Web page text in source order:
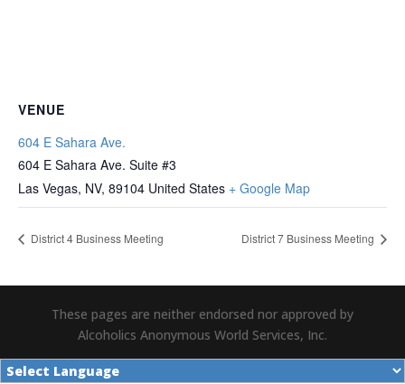
VENUE
604 E Sahara Ave.
604 E Sahara Ave. Suite #3
Las Vegas, NV, 89104 United States + Google Map
District 4 Business Meeting District 7 Business Meeting
These pages are neither endorsed nor approved by
Alcoholics Anonymous World Services, Inc.